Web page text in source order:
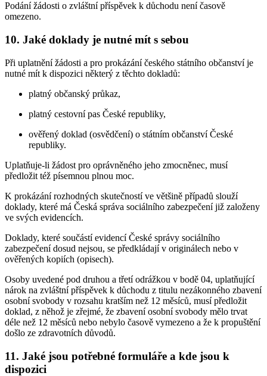
Podání žádosti o zvláštní příspěvek k důchodu není časově
omezeno.
10. Jaké doklady je nutné mít s sebou
Při uplatnění žádosti a pro prokázání českého státního občanství je
nutné mít k dispozici některý z těchto dokladů:
platný občanský průkaz,
platný cestovní pas České republiky,
ověřený doklad (osvědčení) o státním občanství České
republiky.
Uplatňuje-li žádost pro oprávněného jeho zmocněnec, musí
předložit též písemnou plnou moc.
K prokázání rozhodných skutečností ve většině případů slouží
doklady, které má Česká správa sociálního zabezpečení již založeny
ve svých evidencích.
Doklady, které součástí evidencí České správy sociálního
zabezpečení dosud nejsou, se předkládají v originálech nebo v
ověřených kopiích (opisech).
Osoby uvedené pod druhou a třetí odrážkou v bodě 04, uplatňující
nárok na zvláštní příspěvek k důchodu z titulu nezákonného zbavení
osobní svobody v rozsahu kratším než 12 měsíců, musí předložit
doklad, z něhož je zřejmé, že zbavení osobní svobody mělo trvat
déle než 12 měsíců nebo nebylo časově vymezeno a že k propuštění
došlo ze zdravotních důvodů.
11. Jaké jsou potřebné formuláře a kde jsou k
dispozici